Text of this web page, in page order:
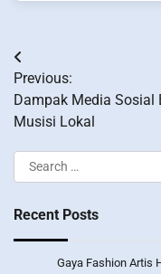
Post
navigation
Previous:
Dampak Media Sosial
Musisi Lokal
Search
for:
Recent Posts
Gaya Fashion Artis